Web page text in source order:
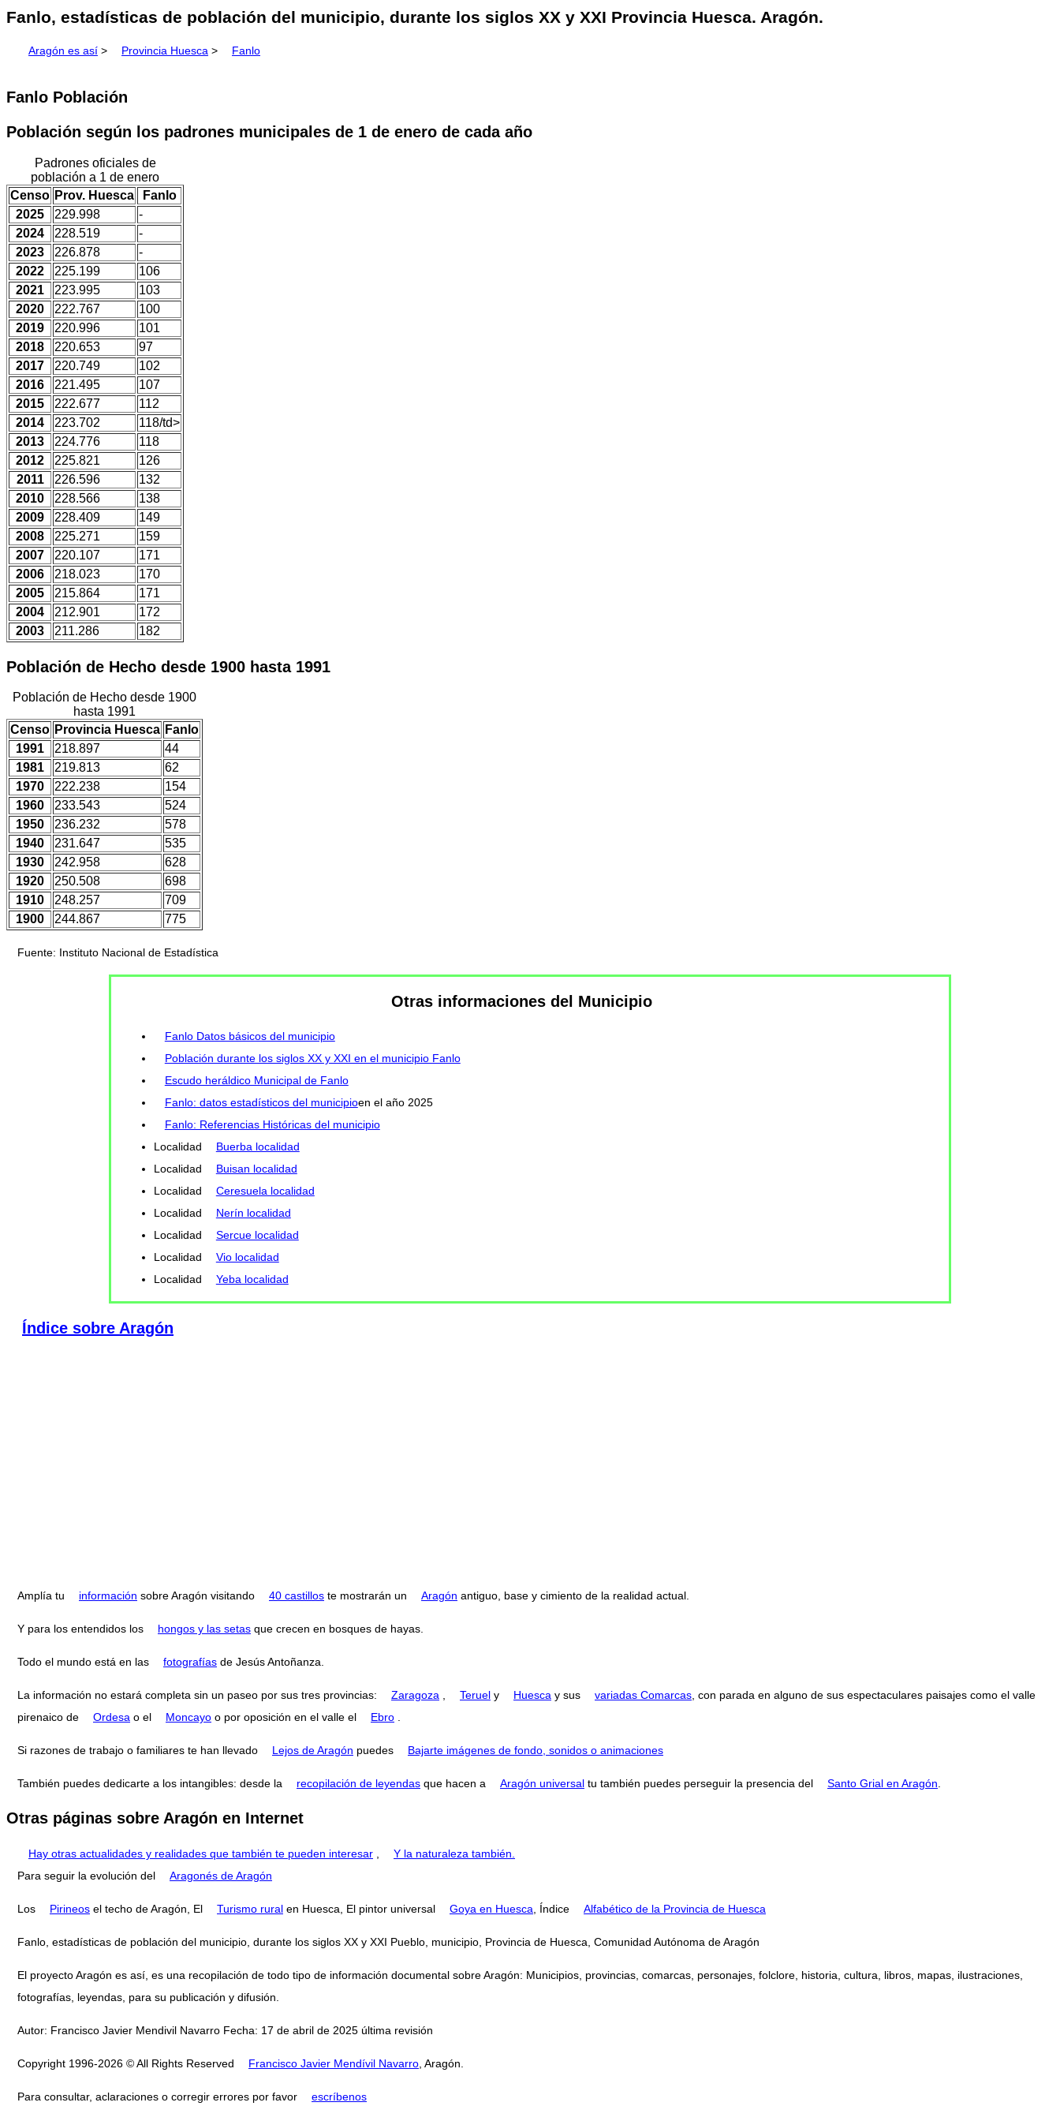
Fanlo, estadísticas de población del municipio, durante los siglos XX y XXI Provincia Huesca. Aragón.
Aragón es así > Provincia Huesca > Fanlo
Fanlo Población
Población según los padrones municipales de 1 de enero de cada año
Padrones oficiales de
población a 1 de enero
Censo Prov. Huesca
Fanlo
2025
229.998
-
2024
228.519
-
2023
226.878
-
2022
225.199
106
2021
223.995
103
2020
222.767
100
2019
220.996
101
2018
220.653
97
2017
220.749
102
2016
221.495
107
2015
222.677
112
2014
223.702
118/td>
2013
224.776
118
2012
225.821
126
2011
226.596
132
2010
228.566
138
2009
228.409
149
2008
225.271
159
2007
220.107
171
2006
218.023
170
2005
215.864
171
2004
212.901
172
2003
211.286 182
Población de Hecho desde 1900 hasta 1991
Población de Hecho desde 1900
hasta 1991
Censo Provincia Huesca Fanlo
1991
218.897
44
1981
219.813
62
1970
222.238
154
1960
233.543
524
1950
236.232
578
1940
231.647
535
1930
242.958
628
1920
250.508
698
1910
248.257
709
1900
244.867 775
Fuente: Instituto Nacional de Estadística
Otras informaciones del Municipio
Fanlo Datos básicos del municipio
Población durante los siglos XX y XXI en el municipio Fanlo
Escudo heráldico Municipal de Fanlo
Fanlo: datos estadísticos del municipioen el año 2025
Fanlo: Referencias Históricas del municipio
Localidad
Buerba localidad
Localidad
Buisan localidad
Localidad
Ceresuela localidad
Localidad
Nerín localidad
Localidad
Sercue localidad
Localidad
Vio localidad
Localidad
Yeba localidad
Índice sobre Aragón
Amplía tu información sobre Aragón visitando 40 castillos te mostrarán un Aragón antiguo, base y cimiento de la realidad actual.
Y para los entendidos los hongos y las setas que crecen en bosques de hayas.
Todo el mundo está en las fotografías de Jesús Antoñanza.
La información no estará completa sin un paseo por sus tres provincias: Zaragoza Teruel y Huesca y sus variadas Comarcas , con parada en alguno de sus espectaculares paisajes como el valle
pirenaico de
Ordesa o el Moncayo o por oposición en el valle el Ebro
Si razones de trabajo o familiares te han llevado Lejos de Aragón puedes Bajarte imágenes de fondo, sonidos o animaciones
También puedes dedicarte a los intangibles: desde la recopilación de leyendas que hacen a Aragón universal tu también puedes perseguir la presencia del Santo Grial en Aragón
Otras páginas sobre Aragón en Internet
Hay otras actualidades y realidades que también te pueden interesar
Y la naturaleza también.
Para seguir la evolución del
Aragonés de Aragón
Los Pirineos el techo de Aragón, El Turismo rural en Huesca, El pintor universal Goya en Huesca , Índice Alfabético de la Provincia de Huesca
Fanlo, estadísticas de población del municipio, durante los siglos XX y XXI Pueblo, municipio, Provincia de Huesca, Comunidad Autónoma de Aragón
El proyecto Aragón es así, es una recopilación de todo tipo de información documental sobre Aragón: Municipios, provincias, comarcas, personajes, folclore, historia, cultura, libros, mapas, ilustraciones,
fotografías, leyendas, para su publicación y difusión.
Autor: Francisco Javier Mendivil Navarro Fecha: 17 de abril de 2025 última revisión
Copyright 1996-2026 © All Rights Reserved Francisco Javier Mendívil Navarro , Aragón.
Para consultar, aclaraciones o corregir errores por favor escríbenos